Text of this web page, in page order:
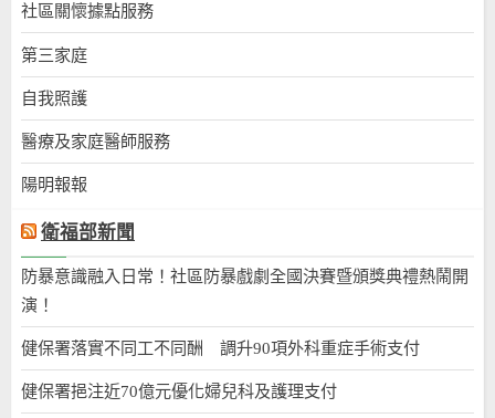
社區關懷據點服務
第三家庭
自我照護
醫療及家庭醫師服務
陽明報報
衛福部新聞
防暴意識融入日常！社區防暴戲劇全國決賽暨頒獎典禮熱鬧開
演！
健保署落實不同工不同酬 調升90項外科重症手術支付
健保署挹注近70億元優化婦兒科及護理支付